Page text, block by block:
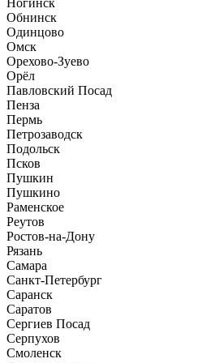
Ногинск
Обнинск
Одинцово
Омск
Орехово-Зуево
Орёл
Павловский Посад
Пенза
Пермь
Петрозаводск
Подольск
Псков
Пушкин
Пушкино
Раменское
Реутов
Ростов-на-Дону
Рязань
Самара
Санкт-Петербург
Саранск
Саратов
Сергиев Посад
Серпухов
Смоленск